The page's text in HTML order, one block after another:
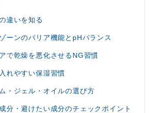
違いを知る
ーンのバリア機能とpHバランス
で乾燥を悪化させるNG習慣
れやすい保湿習慣
・ジェル・オイルの選び方
分・避けたい成分のチェックポイント